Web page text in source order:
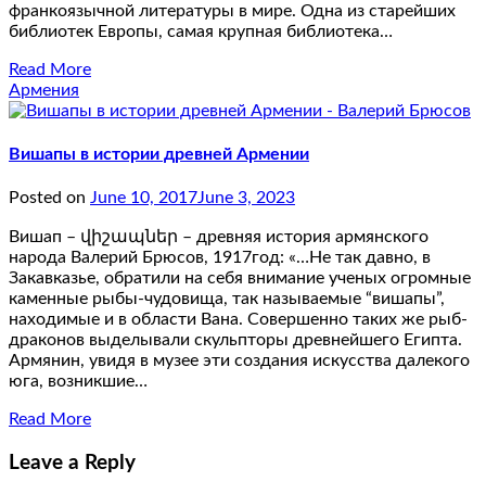
франкоязычной литературы в мире. Одна из старейших
библиотек Европы, самая крупная библиотека…
Read More
Армения
Вишапы в истории древней Армении
Posted on June 10, 2017June 3, 2023
Вишап – վիշապներ – древняя история армянского
народа Валерий Брюсов, 1917год: «…Не так давно, в
Закавказье, обратили на себя внимание ученых огромные
каменные рыбы-чудовища, так называемые “вишапы”,
находимые и в области Вана. Совершенно таких же рыб-
драконов выделывали скульпторы древнейшего Египта.
Армянин, увидя в музее эти создания искусства далекого
юга, возникшие…
Read More
Leave a Reply